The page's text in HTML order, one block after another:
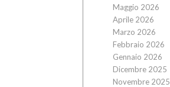
Maggio 2026
Aprile 2026
Marzo 2026
Febbraio 2026
Gennaio 2026
Dicembre 2025
Novembre 2025